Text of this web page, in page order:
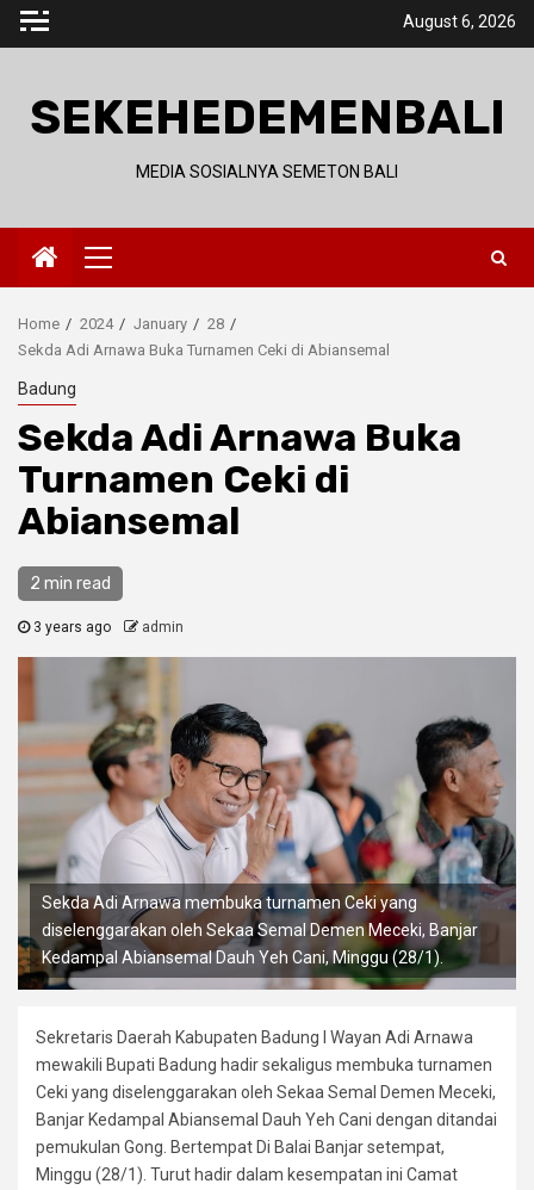
Skip
August 6, 2026
SEKEHEDEMENBALI
MEDIA SOSIALNYA SEMETON BALI
Primary
Menu
Home 2024 January
28
Sekda Adi Arnawa Buka Turnamen Ceki di Abiansemal
Badung
Sekda Adi Arnawa Buka
Turnamen Ceki di
Abiansemal
2 min read
3 years ago admin
Sekda Adi Arnawa membuka turnamen Ceki yang
diselenggarakan oleh Sekaa Semal Demen Meceki, Banjar
Kedampal Abiansemal Dauh Yeh Cani, Minggu (28/1).
Sekretaris Daerah Kabupaten Badung I Wayan Adi Arnawa
mewakili Bupati Badung hadir sekaligus membuka turnamen
Ceki yang diselenggarakan oleh Sekaa Semal Demen Meceki,
Banjar Kedampal Abiansemal Dauh Yeh Cani dengan ditandai
pemukulan Gong. Bertempat Di Balai Banjar setempat,
Minggu (28/1). Turut hadir dalam kesempatan ini Camat